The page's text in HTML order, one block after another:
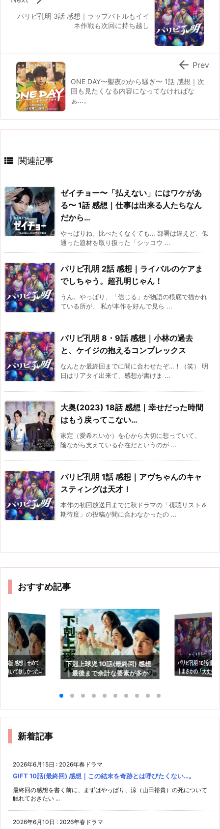
パリピ孔明 3話 感想｜ラップバトルもイイ
ネ作戦も次回に持ち越し
ONE DAY〜聖夜のから騒ぎ〜 1話 感想｜次
回も見たくなる内容になってなければな
ぁ…。
 Prev
 関連記事
ゼイチョー〜「払えない」にはワケがあ
る〜 1話 感想｜仕事は出来る人たちなん
だから…
やっぱりね。比べたくなくても… 部署は違えど、似
通った題材を取り扱った「シッコウ ...
パリピ孔明 2話 感想｜ライバルのケアま
でしちゃう。超孔明じゃん！
うん。やっぱり、「信じる」が物語の根底で描かれ
ている所が、 私が本作を好んで見ら ...
パリピ孔明 8・9話 感想｜小林の過去
と、ケイジの抱えるコンプレックス
なんとか最終回までに間に合わせたぞ…！（笑） 明
日はリアタイ出来て、感想が書けま ...
大奥(2023) 18話 感想｜幸せだった時間
はもう戻ってこない…
家定（愛希れいか）を心から大切に想っていて、
陰ながら支えている存在だというのが ...
パリピ孔明 1話 感想｜アヴちゃんのキャ
スティングは天才！
本作の初回放送日までに秋ドラマの「視聴リスト＆
期待度」の投稿が間に合わなかったの ...
おすすめ記事
5話 感想｜せめて
描いて欲しかった…
下剋上球児 10話(最終回) 感想
｜最後まで余計な要素が多か
パリピ孔明 10話(最
｜まさかの「大丈夫
新着記事
2026年6月15日 : 2026年春ドラマ
GIFT 10話(最終回) 感想｜この結末を奇跡とは呼びたくない…。
最終回の感想を書く前に、まずはやっぱり、涼（山田裕貴）の死について
触れておきたい ...
2026年6月10日 : 2026年春ドラマ